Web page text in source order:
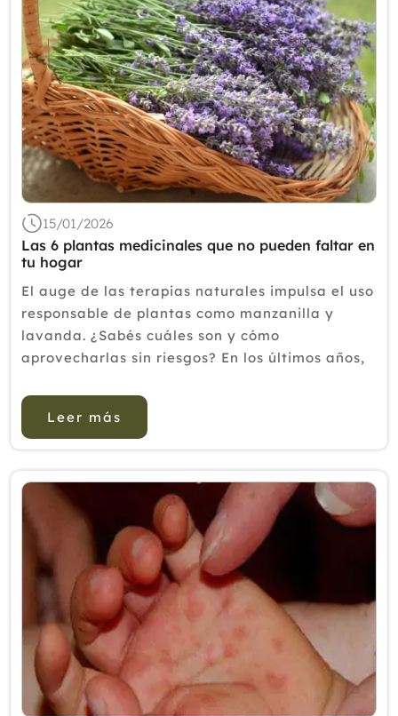
2023
2022
2021
2020
2019
2018
2016
2014
2013
15/01/2026
Las 6 plantas medicinales que no pueden faltar en
tu hogar
El auge de las terapias naturales impulsa el uso
responsable de plantas como manzanilla y
lavanda. ¿Sabés cuáles son y cómo
aprovecharlas sin riesgos? En los últimos años,
medicinales y los...
Leer más